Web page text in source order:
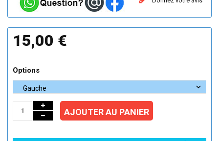
15,00 €
Options
AJOUTER AU PANIER